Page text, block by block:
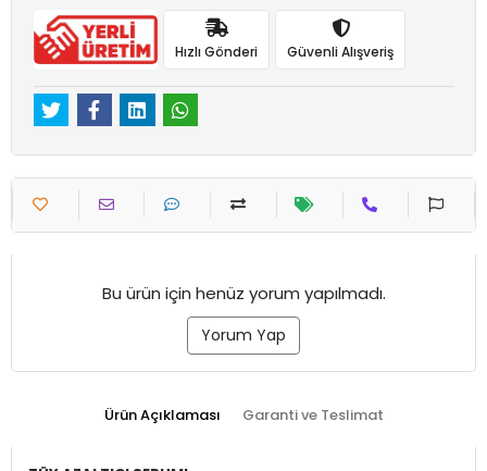
Hızlı Gönderi Güvenli Alışveriş
Bu ürün için henüz yorum yapılmadı.
Yorum Yap
Ürün Açıklaması Garanti ve Teslimat